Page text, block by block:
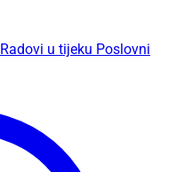
Radovi u tijeku Poslovni